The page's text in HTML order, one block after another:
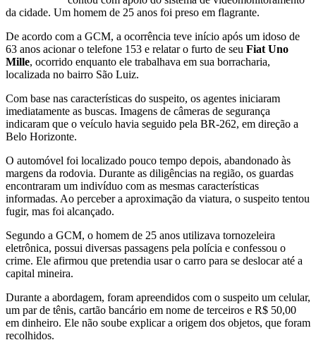
da cidade. Um homem de 25 anos foi preso em flagrante.
De acordo com a GCM, a ocorrência teve início após um idoso de
63 anos acionar o telefone 153 e relatar o furto de seu Fiat Uno
Mille, ocorrido enquanto ele trabalhava em sua borracharia,
localizada no bairro São Luiz.
Com base nas características do suspeito, os agentes iniciaram
imediatamente as buscas. Imagens de câmeras de segurança
indicaram que o veículo havia seguido pela BR-262, em direção a
Belo Horizonte.
O automóvel foi localizado pouco tempo depois, abandonado às
margens da rodovia. Durante as diligências na região, os guardas
encontraram um indivíduo com as mesmas características
informadas. Ao perceber a aproximação da viatura, o suspeito tentou
fugir, mas foi alcançado.
Segundo a GCM, o homem de 25 anos utilizava tornozeleira
eletrônica, possui diversas passagens pela polícia e confessou o
crime. Ele afirmou que pretendia usar o carro para se deslocar até a
capital mineira.
Durante a abordagem, foram apreendidos com o suspeito um celular,
um par de tênis, cartão bancário em nome de terceiros e R$ 50,00
em dinheiro. Ele não soube explicar a origem dos objetos, que foram
recolhidos.